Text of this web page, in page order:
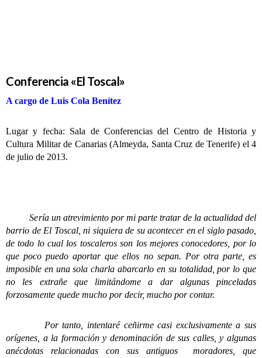
Conferencia «El Toscal»
A cargo de Luis Cola Benítez
Lugar y fecha: Sala de Conferencias del Centro de Historia y
Cultura Militar de Canarias (Almeyda, Santa Cruz de Tenerife) el 4
de julio de 2013.
Sería un atrevimiento por mi parte tratar de la actualidad del
barrio de El Toscal, ni siquiera de su acontecer en el siglo pasado,
de todo lo cual los toscaleros son los mejores conocedores, por lo
que poco puedo aportar que ellos no sepan. Por otra parte, es
imposible en una sola charla abarcarlo en su totalidad, por lo que
no les extrañe que limitándome a dar algunas pinceladas
forzosamente quede mucho por decir, mucho por contar.
Por tanto, intentaré ceñirme casi exclusivamente a sus
orígenes, a la formación y denominación de sus calles, y algunas
anécdotas relacionadas con sus antiguos moradores, que